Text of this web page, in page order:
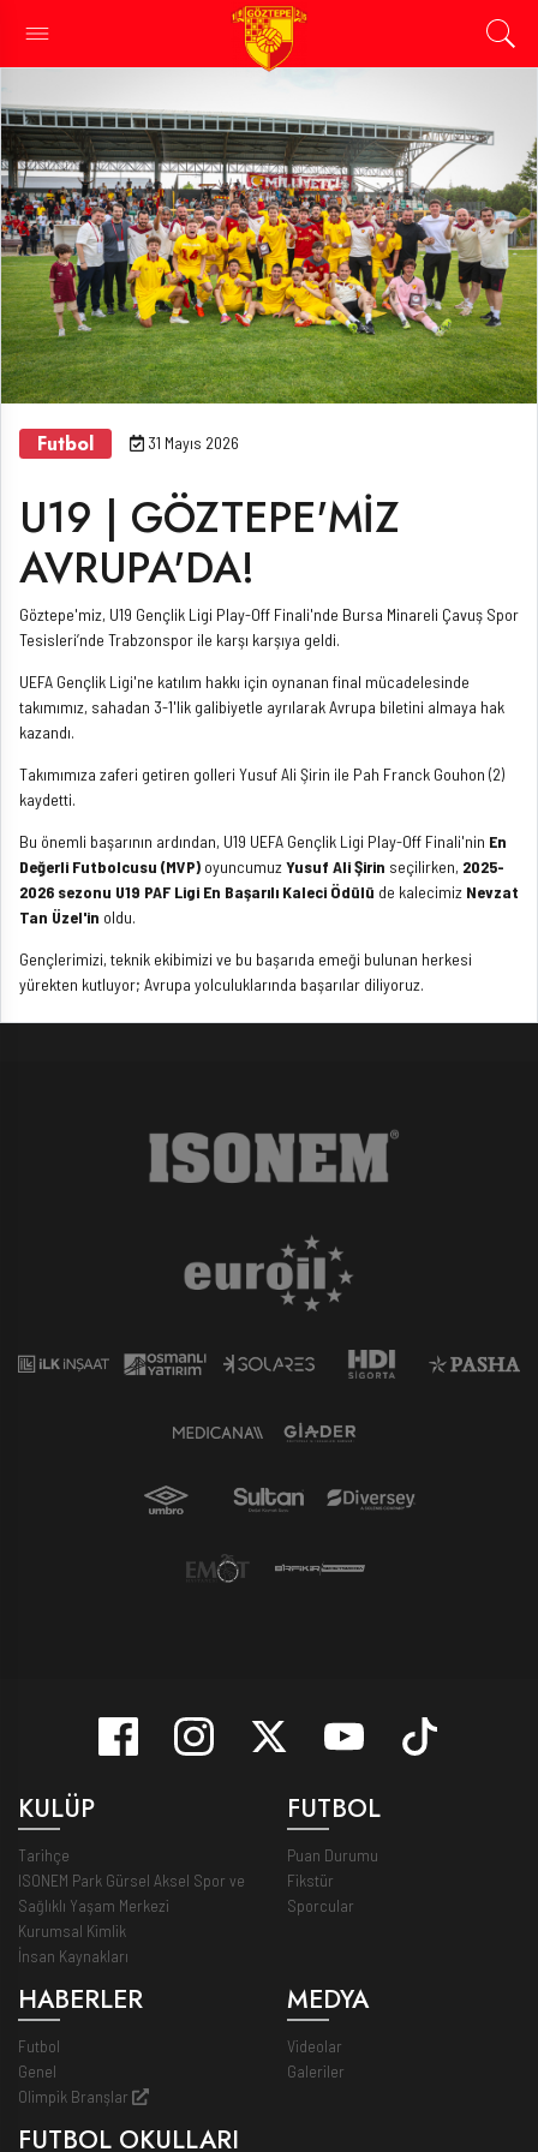
Futbol 31 Mayıs 2026
U19 | GÖZTEPE'MİZ
AVRUPA'DA!
Göztepe'miz, U19 Gençlik Ligi Play-Off Finali'nde Bursa Minareli Çavuş Spor
Tesisleri’nde Trabzonspor ile karşı karşıya geldi.
UEFA Gençlik Ligi'ne katılım hakkı için oynanan final mücadelesinde
takımımız, sahadan 3-1'lik galibiyetle ayrılarak Avrupa biletini almaya hak
kazandı.
Takımımıza zaferi getiren golleri Yusuf Ali Şirin ile Pah Franck Gouhon (2)
kaydetti.
Bu önemli başarının ardından, U19 UEFA Gençlik Ligi Play-Off Finali'nin En
Değerli Futbolcusu (MVP) oyuncumuzYusuf Ali Şirin seçilirken, 2025-
2026 sezonu U19 PAF Ligi En Başarılı Kaleci Ödülü de kalecimiz Nevzat
Tan Üzel'in oldu.
Gençlerimizi, teknik ekibimizi ve bu başarıda emeği bulunan herkesi
yürekten kutluyor; Avrupa yolculuklarında başarılar diliyoruz.
KULÜP
Tarihçe
ISONEM Park Gürsel Aksel Spor ve
Sağlıklı Yaşam Merkezi
Kurumsal Kimlik
İnsan Kaynakları
FUTBOL
Puan Durumu
Fikstür
Sporcular
HABERLER
Futbol
Genel
Olimpik Branşlar
MEDYA
Videolar
Galeriler
FUTBOL OKULLARI